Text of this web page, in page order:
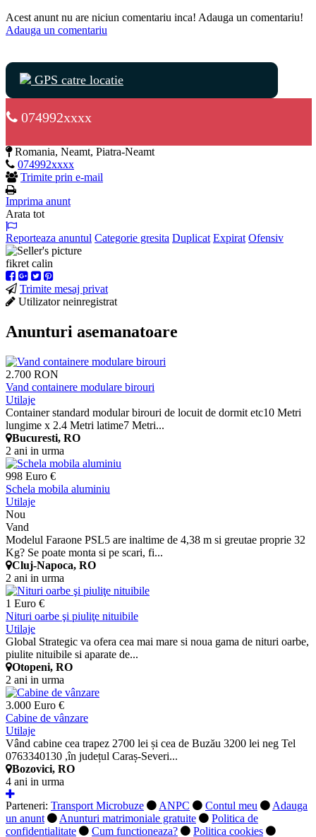
Acest anunt nu are niciun comentariu inca! Adauga un comentariu!
Adauga un comentariu
GPS catre locatie
074992xxxx
Romania, Neamt, Piatra-Neamt
074992xxxx
Trimite prin e-mail
Imprima anunt
Arata tot
Reporteaza anuntul Categorie gresita Duplicat Expirat Ofensiv
fikret calin
Trimite mesaj privat
Utilizator neinregistrat
Anunturi asemanatoare
2.700 RON
Vand containere modulare birouri
Utilaje
Container standard modular birouri de locuit de dormit etc10 Metri
lungime x 2.4 Metri latime7 Metri...
Bucuresti, RO
2 ani in urma
998 Euro €
Schela mobila aluminiu
Utilaje
Nou
Vand
Modelul Faraone PSL5 are inaltime de 4,38 m si greutae proprie 32
Kg? Se poate monta si pe scari, fi...
Cluj-Napoca, RO
2 ani in urma
1 Euro €
Nituri oarbe şi piuliţe nituibile
Utilaje
Global Strategic va ofera cea mai mare si noua gama de nituri oarbe,
piulite nituibile si aparate de...
Otopeni, RO
2 ani in urma
3.000 Euro €
Cabine de vânzare
Utilaje
Vând cabine cea trapez 2700 lei și cea de Buzău 3200 lei neg Tel
0763340130 ,în județul Caraș-Severi...
Bozovici, RO
4 ani in urma
Parteneri: Transport Microbuze ANPC Contul meu
Adauga
un anunt
Anunturi matrimoniale gratuite
Politica de
confidentialitate
Cum functioneaza? Politica cookies